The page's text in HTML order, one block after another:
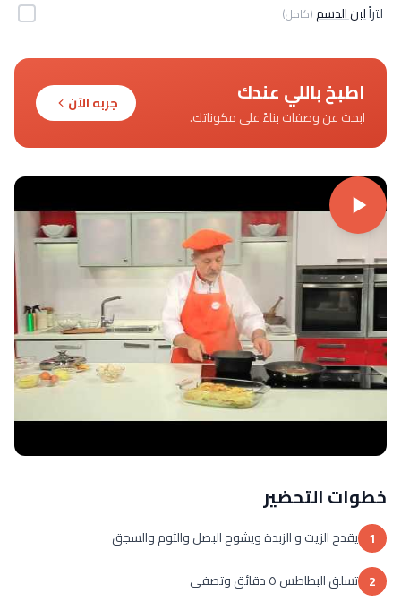
لتراًلبن الدسم(كامل)
اطبخ باللي عندك
ابحث عن وصفات بناءً على مكوناتك.
جربه الآن
خطوات التحضير
1 يقدح الزيت و الزبدة ويشوح البصل والثوم والسجق
2 تسلق البطاطس ٥ دقائق وتصفى